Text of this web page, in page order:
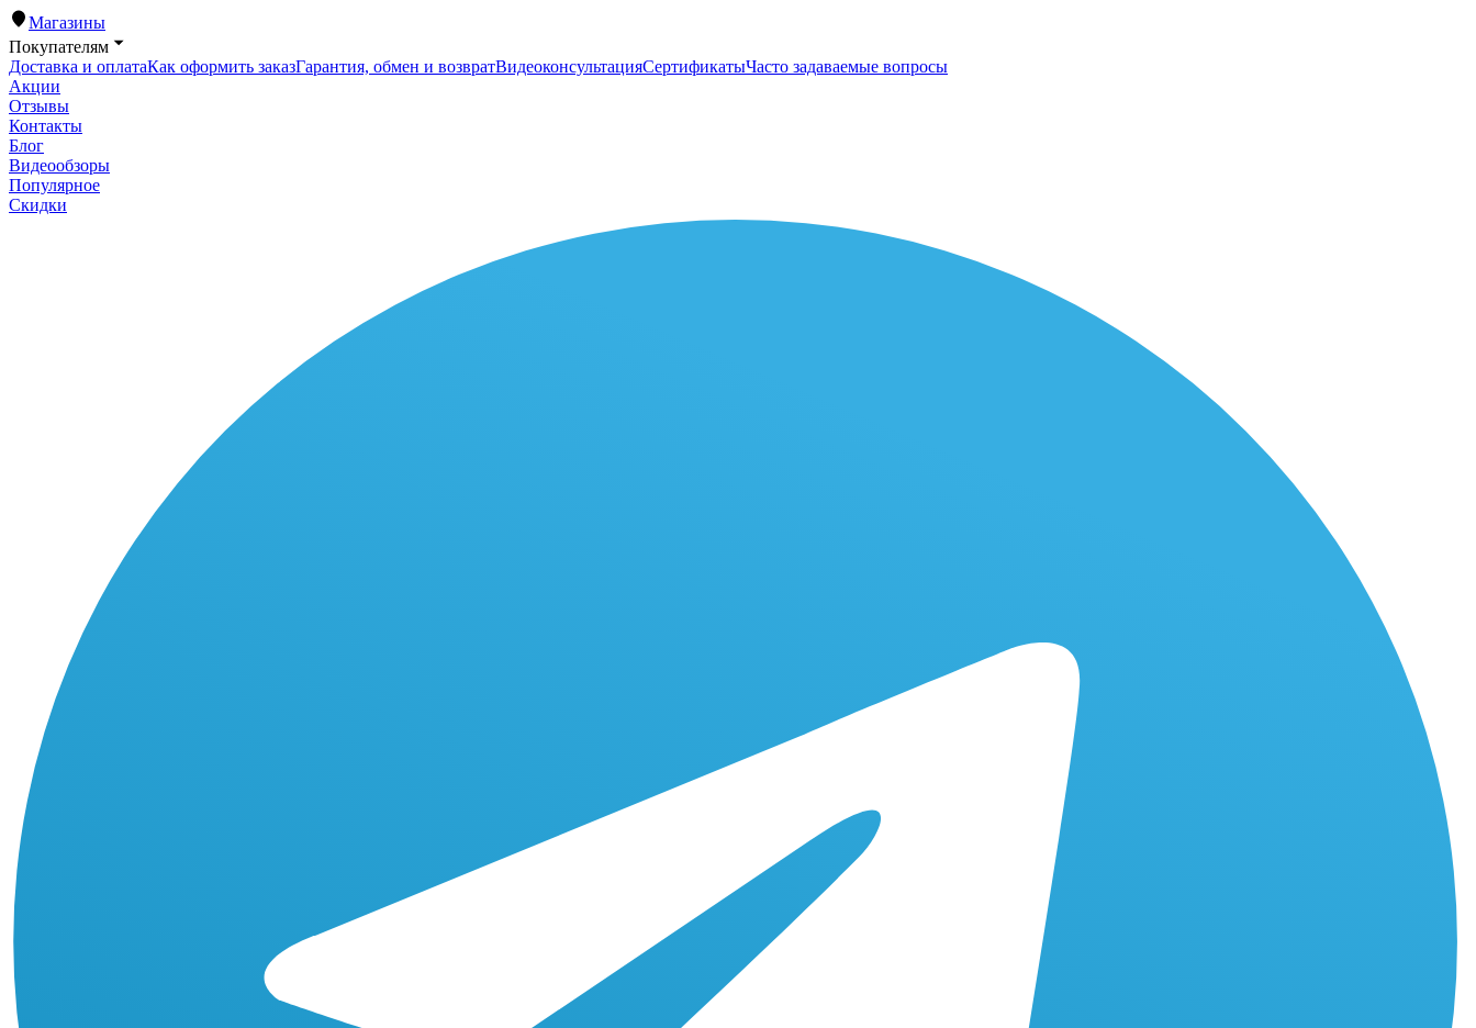
Магазины
Покупателям
Доставка и оплатаКак оформить заказГарантия, обмен и возвратВидеоконсультацияСертификатыЧасто задаваемые вопросы
Акции
Отзывы
Контакты
Блог
Видеообзоры
Популярное
Скидки